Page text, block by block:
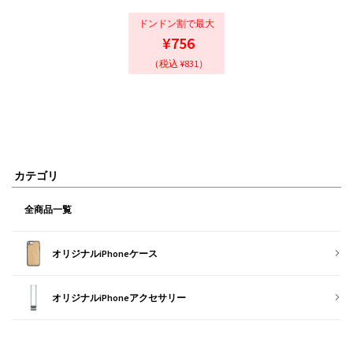
ドンドン割で最大
¥756
（税込 ¥831）
カテゴリ
全商品一覧
オリジナルiPhoneケース
オリジナルiPhoneアクセサリー